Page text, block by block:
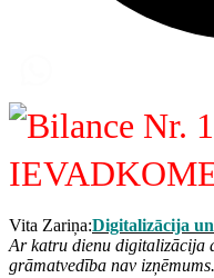
Vita Zariņa:Digitalizācija
Ar katru dienu digitalizācija
grāmatvedība nav